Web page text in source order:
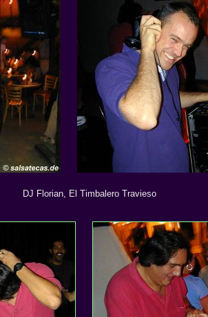
DJ Florian, El Timbalero Travieso